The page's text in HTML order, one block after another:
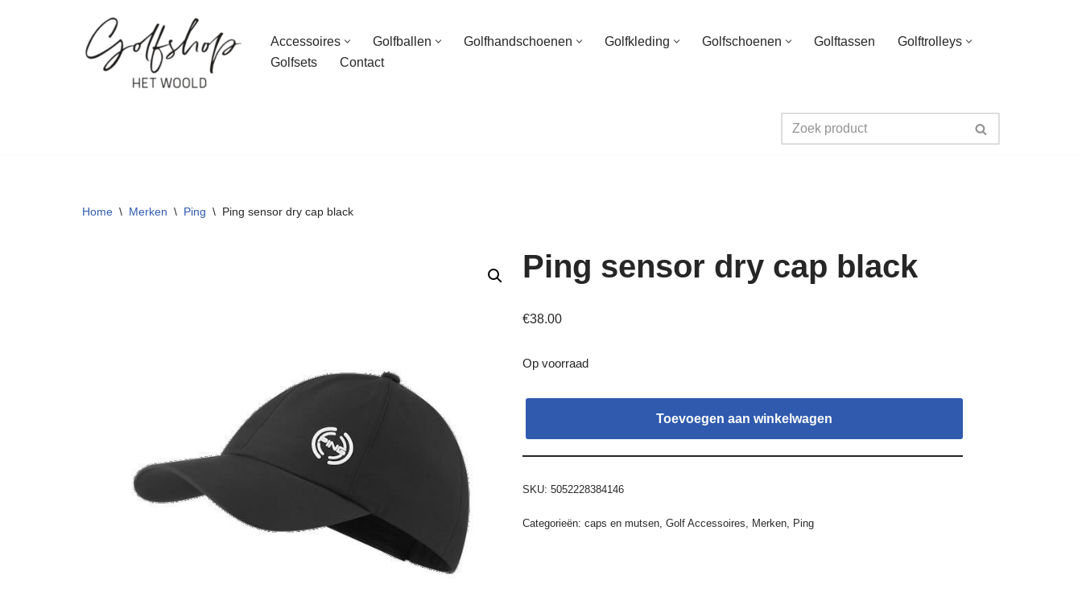
Accessoires Golfballen Golfhandschoenen Golfkleding Golfschoenen Golftassen
Golftrolleys
Golfsets
Contact
Home \ Merken \ Ping \ Ping sensor dry cap black
Ping sensor dry cap black
€38.00
Op voorraad
Toevoegen aan winkelwagen
SKU:5052228384146
Categorieën:caps en mutsen,Golf Accessoires, Merken, Ping